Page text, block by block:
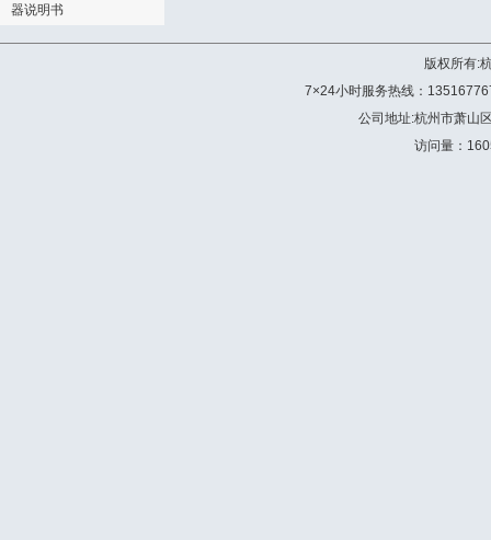
器说明书
版权所有:
7×24小时服务热线：
公司地址:杭州市萧山
访问量：